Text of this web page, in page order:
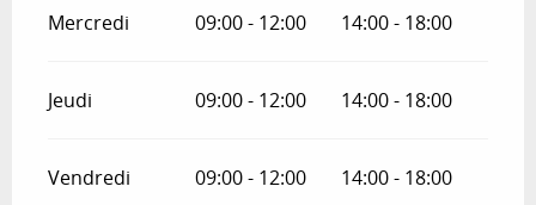
Mercredi 09:00 - 12:00 14:00 - 18:00
Jeudi 09:00 - 12:00 14:00 - 18:00
Vendredi 09:00 - 12:00 14:00 - 18:00